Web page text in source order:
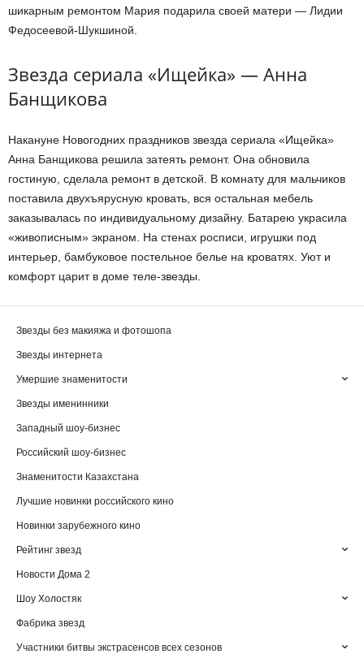
шикарным ремонтом Мария подарила своей матери — Лидии
Федосеевой-Шукшиной.
Звезда сериала «Ищейка» — Анна
Банщикова
Накануне Новогодних праздников звезда сериала «Ищейка»
Анна Банщикова решила затеять ремонт. Она обновила
гостиную, сделала ремонт в детской. В комнату для мальчиков
поставила двухъярусную кровать, вся остальная мебель
заказывалась по индивидуальному дизайну. Батарею украсила
«живописным» экраном. На стенах росписи, игрушки под
интерьер, бамбуковое постельное белье на кроватях. Уют и
комфорт царит в доме теле-звезды.
Звезды без макияжа и фотошопа
Звезды интернета
Умершие знаменитости
Звезды именинники
Западный шоу-бизнес
Российский шоу-бизнес
Знаменитости Казахстана
Лучшие новинки российского кино
Новинки зарубежного кино
Рейтинг звезд
Новости Дома 2
Шоу Холостяк
Фабрика звезд
Участники битвы экстрасенсов всех сезонов